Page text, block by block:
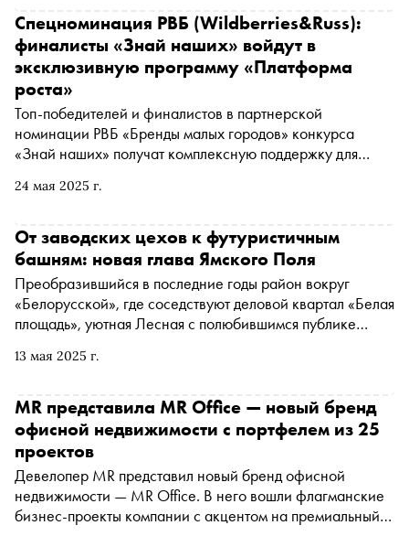
24 мая 2025 г.
Спецноминация РВБ (Wildberries&Russ):
финалисты «Знай наших» войдут в
эксклюзивную программу «Платформа
роста»
Топ-победителей и финалистов в партнерской
номинации РВБ «Бренды малых городов» конкурса
«Знай наших» получат комплексную поддержку для
инструменты продвижения
13 мая 2025 г.
От заводских цехов к футуристичным
башням: новая глава Ямского Поля
Преобразившийся в последние годы район вокруг
«Белорусской», где соседствуют деловой квартал «Белая
площадь», уютная Лесная с полюбившимся публике
импрессионизма в здании бывшего «Большевика» и
одной городской достопримечательностью. На месте
часового завода «Слава» в районе Ямского Поля
создается квартал, объединяющий прошлое и будущее ,
идеи трех известных архитектурных школ — британской,
американской и японской, дома, офисы, парки и улицы,
где пересекаются традиции и современные подходы к
городской среде
MR представила MR Office — новый бренд
офисной недвижимости с портфелем из 25
проектов
Девелопер MR представил новый бренд офисной
недвижимости — MR Office. В него вошли флагманские
бизнес-проекты компании с акцентом на премиальный